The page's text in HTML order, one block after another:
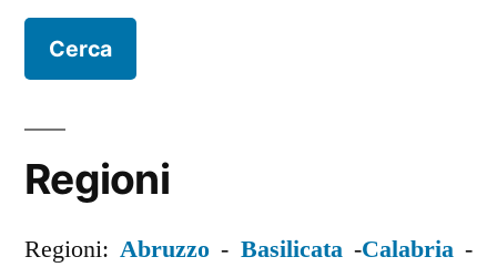
Regioni
Regioni:Abruzzo - Basilicata-Calabria-